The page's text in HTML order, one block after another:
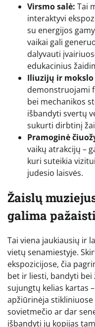
Virsmo salė: Tai
interaktyvi
su energijos
vaikai gali
dalyvauti
edukacinius
Iliuzijų ir
demonstruojami
bei mechanikos
išbandyti svertų
sukurti dirbtinį
Pramoginė
vaikų atrakcijų –
kuri suteikia
judesio laisvės.
Žaislų
galima
Tai viena jaukiausių ir
vietų senamiestyje.
ekspozicijose, čia
bet ir liesti, bandyti bei
sujungtų kelias kartas
apžiūrinėja
sovietmečio ar dar
išbandyti jų kopijas